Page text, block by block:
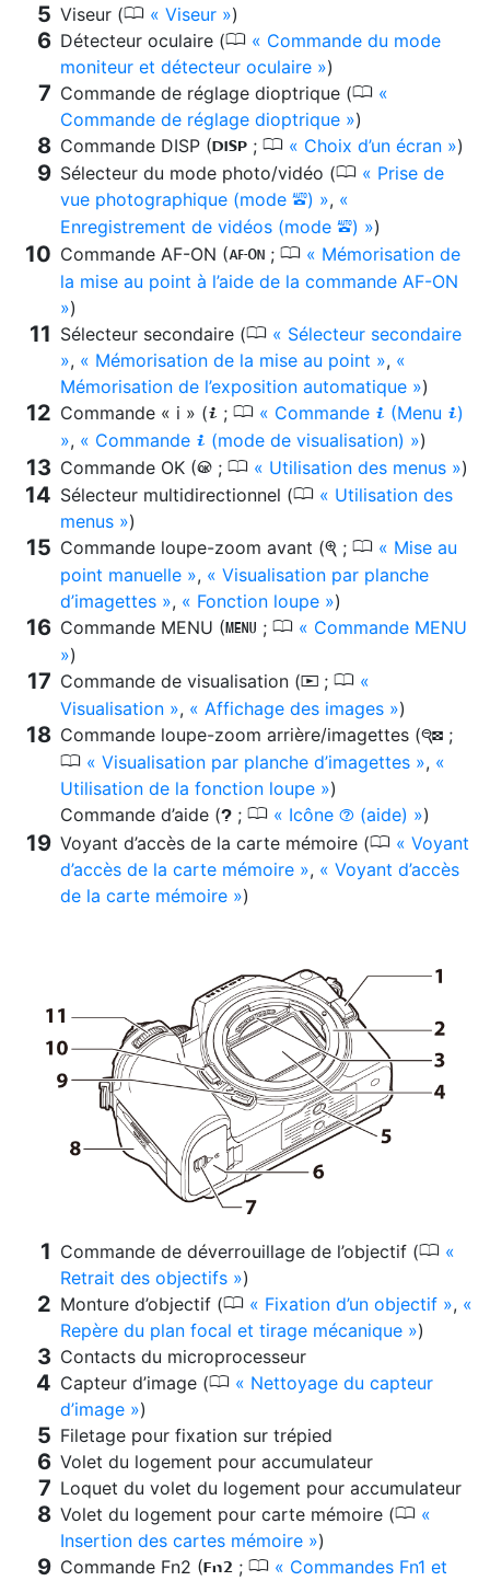
Viseur (0 Viseur
)
Détecteur oculaire (0
Commande du mode
moniteur et détecteur oculaire
)
Commande de réglage dioptrique (0
Commande de réglage dioptrique
)
Commande DISP (d ; 0 Choix d’un écran
)
Sélecteur du mode photo/vidéo (0
Prise de
vue photographique (mode b)
,
Enregistrement de vidéos (mode b)
)
Commande AF-ON (B ; 0
Mémorisation de
la mise au point à l’aide de la commande AF-ON
)
Sélecteur secondaire (0
Sélecteur secondaire
,
Mémorisation de la mise au point
,
Mémorisation de l’exposition automatique
)
Commande « i » (i ; 0 Commande i (Menu i)
,
Commande i (mode de visualisation)
)
Commande OK (J ; 0 Utilisation des menus
)
Sélecteur multidirectionnel (0
Utilisation des
menus
)
Commande loupe-zoom avant (X ; 0
Mise au
point manuelle
,
Visualisation par planche
d’imagettes
, Fonction loupe
)
Commande MENU (G ; 0
Commande MENU
)
Commande de visualisation (K ; 0
Visualisation , Affichage des images
)
Commande loupe-zoom arrière/imagettes (W ;
0 Visualisation par planche d’imagettes
,
Utilisation de la fonction loupe
)
Commande d’aide (Q ; 0 Icône d (aide)
)
Voyant d’accès de la carte mémoire (0
Voyant
d’accès de la carte mémoire
,
Voyant d’accès
de la carte mémoire
)
Commande de déverrouillage de l’objectif (0
Retrait des objectifs
)
Monture d’objectif (0 Fixation d’un objectif
,
Repère du plan focal et tirage mécanique
)
Contacts du microprocesseur
Capteur d’image (0
Nettoyage du capteur
d’image
)
Filetage pour fixation sur trépied
Volet du logement pour accumulateur
Loquet du volet du logement pour accumulateur
Volet du logement pour carte mémoire (0
Insertion des cartes mémoire
)
Commande Fn2 (k ; 0
Commandes Fn1 et